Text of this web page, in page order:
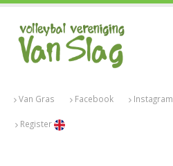
Van Gras Facebook Instagram
Register